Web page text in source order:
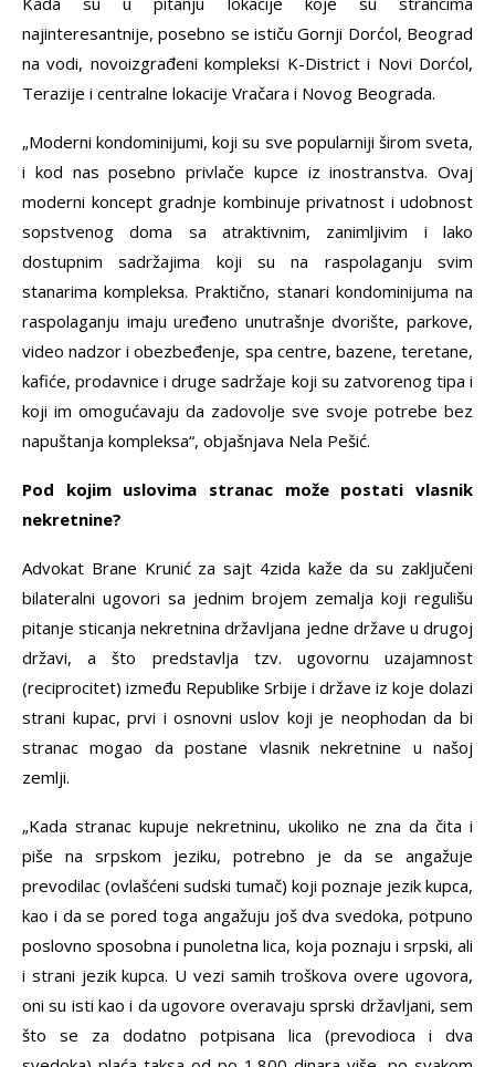
najinteresantnije, posebno se ističu Gornji Dorćol, Beograd
na vodi, novoizgrađeni kompleksi K-District i Novi Dorćol,
Terazije i centralne lokacije Vračara i Novog Beograda.
„Moderni kondominijumi, koji su sve popularniji širom sveta,
i kod nas posebno privlače kupce iz inostranstva. Ovaj
moderni koncept gradnje kombinuje privatnost i udobnost
sopstvenog doma sa atraktivnim, zanimljivim i lako
dostupnim sadržajima koji su na raspolaganju svim
stanarima kompleksa. Praktično, stanari kondominijuma na
raspolaganju imaju uređeno unutrašnje dvorište, parkove,
video nadzor i obezbeđenje, spa centre, bazene, teretane,
kafiće, prodavnice i druge sadržaje koji su zatvorenog tipa i
koji im omogućavaju da zadovolje sve svoje potrebe bez
napuštanja kompleksa“, objašnjava Nela Pešić.
Pod kojim uslovima stranac može postati vlasnik
nekretnine?
Advokat Brane Krunić za sajt 4zida kaže da su zaključeni
bilateralni ugovori sa jednim brojem zemalja koji regulišu
pitanje sticanja nekretnina državljana jedne države u drugoj
državi, a što predstavlja tzv. ugovornu uzajamnost
(reciprocitet) između Republike Srbije i države iz koje dolazi
strani kupac, prvi i osnovni uslov koji je neophodan da bi
stranac mogao da postane vlasnik nekretnine u našoj
zemlji.
„Kada stranac kupuje nekretninu, ukoliko ne zna da čita i
piše na srpskom jeziku, potrebno je da se angažuje
prevodilac (ovlašćeni sudski tumač) koji poznaje jezik kupca,
kao i da se pored toga angažuju još dva svedoka, potpuno
poslovno sposobna i punoletna lica, koja poznaju i srpski, ali
i strani jezik kupca. U vezi samih troškova overe ugovora,
oni su isti kao i da ugovore overavaju sprski državljani, sem
što se za dodatno potpisana lica (prevodioca i dva